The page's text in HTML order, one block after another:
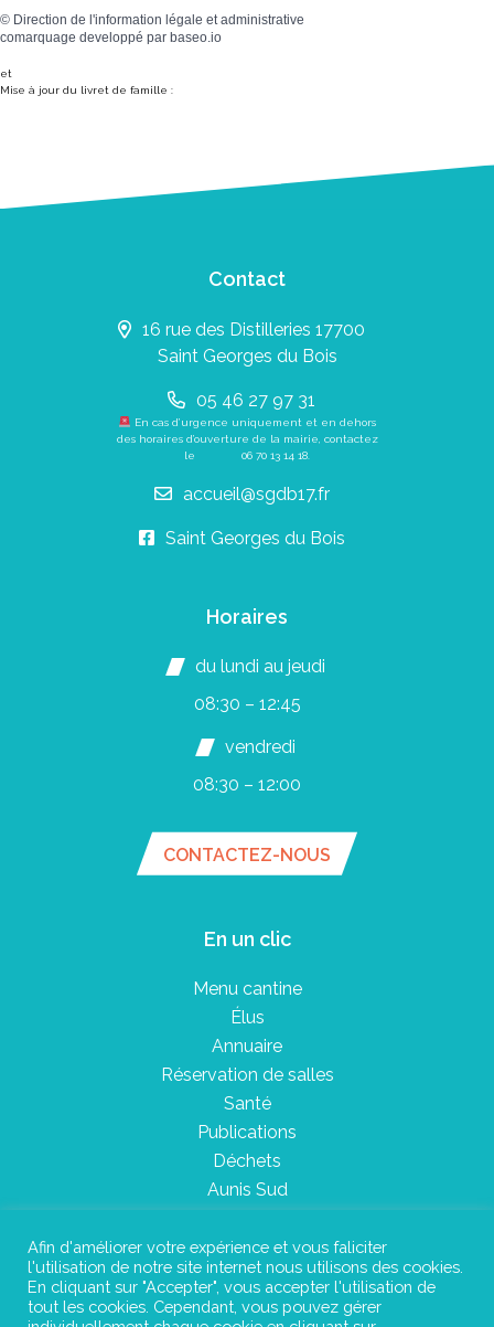
© Direction de l'information légale et administrative
comarquage developpé par baseo.io
et
Mise à jour du livret de famille :
Contact
16 rue des Distilleries 17700
Saint Georges du Bois
05 46 27 97 31
En cas d’urgence uniquement et en dehors
des horaires d’ouverture de la mairie, contactez
le 06 70 13 14 18
accueil@sgdb17.fr
Saint Georges du Bois
Horaires
du lundi au jeudi
08:30 – 12:45
vendredi
08:30 – 12:00
CONTACTEZ-NOUS
En un clic
Menu cantine
Élus
Annuaire
Réservation de salles
Santé
Publications
Déchets
Aunis Sud
Plan du site
Mentions légales
Afin d'améliorer votre expérience et vous faliciter
l'utilisation de notre site internet nous utilisons des cookies.
En cliquant sur "Accepter", vous accepter l'utilisation de
tout les cookies. Cependant, vous pouvez gérer